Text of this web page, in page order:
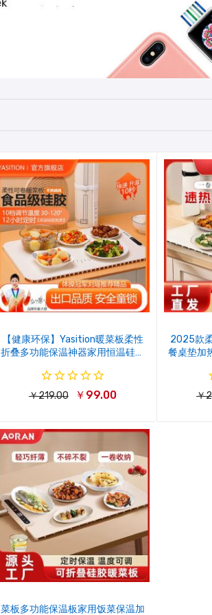
【健康环保】Yasition暖菜板柔性
折叠多功能保温神器家用恒温硅胶
￥219.00 ￥99.00
2025款
餐桌垫加
￥
菜板多功能保温板家用饭菜保温加